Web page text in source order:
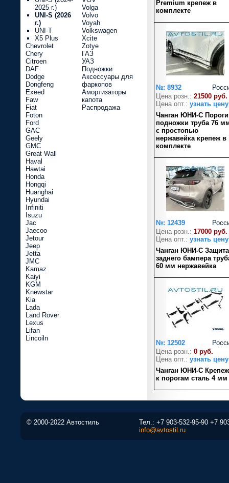
Premium крепеж в
комплекте
№: 8932
Цена розн.: 21500 руб.
Цена опт.: узнать цену
Чанган ЮНИ-С Пороги
подножки труба 76
с простопью
нержавейка крепеж в
комплекте
№: 12439
Цена розн.: 17000 руб.
Цена опт.: узнать цену
Чанган ЮНИ-С Защита
заднего бампера
60 мм нержавейка
№: 12502
Цена розн.: 0 руб.
Цена опт.: узнать цену
Чанган ЮНИ-С Крепеж
к порогам сталь 4 мм
2025 г.)
UNI-S (2026
г.)
UNI-T
X5 Plus
Chevrolet
Chery
Citroen
DAF
Dodge
Dongfeng
Exeed
Faw
Fiat
Foton
Ford
GAC
Geely
GMC
Great Wall
Haval
Hawtai
Honda
Hongqi
Huanghai
Hyundai
Infiniti
Isuzu
Jac
Jaecoo
Jetour
Jeep
Jetta
JMC
Kamaz
Kaiyi
KGM
Knewstar
Kia
Lada
Land Rover
Lexus
Lifan
Lincoiln
Volga
Volvo
Voyah
Volkswagen
Xcite
Zotye
ГАЗ
УАЗ
Подножки
Аксессуары для
фаркопов
Амортизаторы
капота
Распродажа
© 2000-2022 Автостиль Тел.: +7 903-532-95-90 +7
info@avtostil.ru